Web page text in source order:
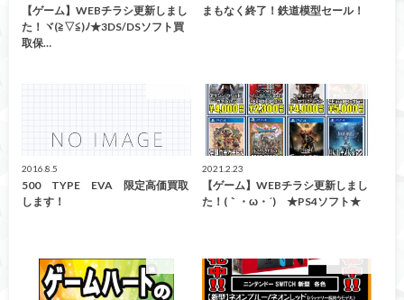
【ゲーム】WEBチラシ更新しまし
た！ヾ(≧▽≦)ﾉ★3DS/DSソフト買
取保…
まもなく終了！鉄道模型セール！
2016.8.5
500 TYPE EVA 限定高価買取
します！
2021.2.23
【ゲーム】WEBチラシ更新しまし
た！(｀・ω・´)ゞ★PS4ソフト★
買取告知 買取告知